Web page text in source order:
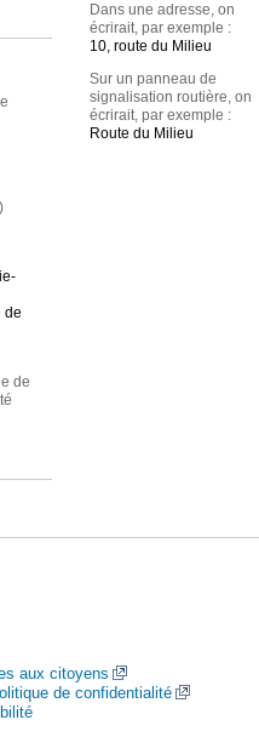
de
de
Dans une adresse, on
écrirait, par exemple :
10, route du Milieu
Sur un panneau de
signalisation routière, on
écrirait, par exemple :
Route du Milieu
aux citoyens
de confidentialité